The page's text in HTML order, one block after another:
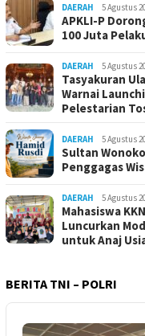
DAERAH 5 Agustus
APKLI-P
100 Juta
DAERAH 5 Agustus
Tasyakuran
Warnai
Pelestarian
DAERAH 5 Agustus
Sultan
Penggagas
DAERAH 5 Agustus
Mahasiswa
Luncurkan
untuk Anaj
BERITA TNI – POLRI